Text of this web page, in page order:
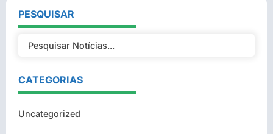
PESQUISAR
CATEGORIAS
Uncategorized